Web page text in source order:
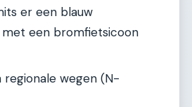
er een blauw
een bromfietsicoon
regionale wegen (N-